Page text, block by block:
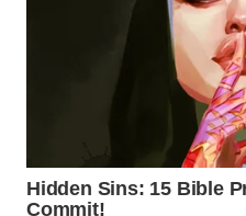
WN
NIAS